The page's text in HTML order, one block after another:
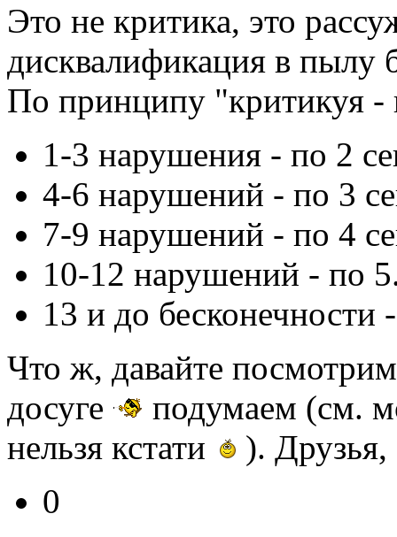
Это не критика, это
дисквалификация в пылу
По принципу "критикуя -
1-3 нарушения - по 2
4-6 нарушений - по 3
7-9 нарушений - по 4
10-12 нарушений - по
13 и до бесконечности
Что ж, давайте
досуге
подумаем (см.
нельзя кстати
).
0